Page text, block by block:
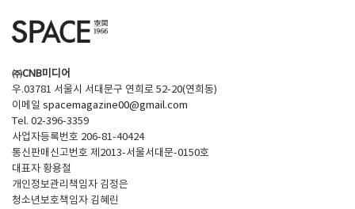
㈜CNB미디어
우.03781 서울시 서대문구 연희로 52-20(연희동)
이메일 spacemagazine00@gmail.com
Tel. 02-396-3359
사업자등록번호 206-81-40424
통신판매신고번호 제2013-서울서대문-0150호
대표자 황용철
개인정보관리책임자 김정은
청소년보호책임자 김혜린